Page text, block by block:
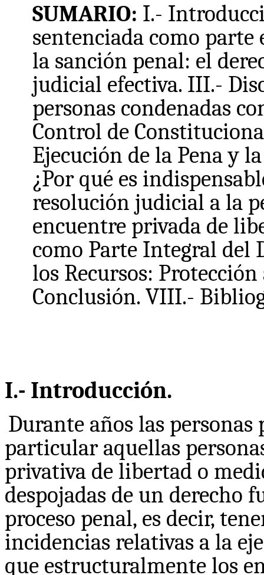
SUMARIO: I.-
sentenciada como parte
la sanción penal: el
judicial efectiva. III.-
personas condenadas
Control de
Ejecución de la Pena y
¿Por qué es
resolución judicial a la
encuentre privada de
como Parte Integral del
los Recursos:
Conclusión. VIII.-
I.- Introducción.
Durante años las
particular aquellas
privativa de libertad o
despojadas de un derecho
proceso penal, es decir,
incidencias relativas a la
que estructuralmente los